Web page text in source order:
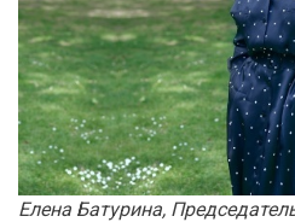
Елена Батурина,